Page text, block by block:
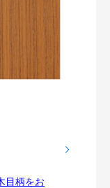
目柄をお